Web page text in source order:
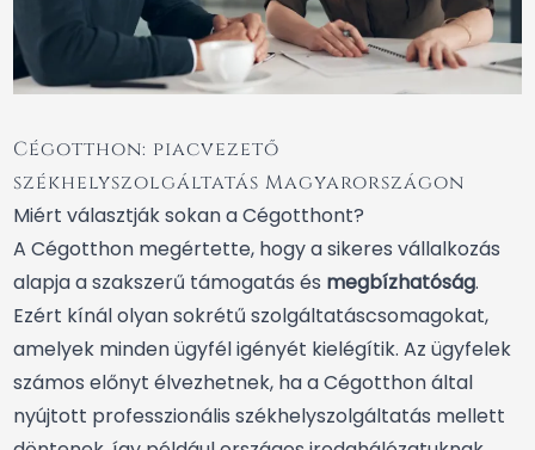
Cégotthon: piacvezető
székhelyszolgáltatás Magyarországon
Miért választják sokan a Cégotthont?
A Cégotthon megértette, hogy a sikeres vállalkozás
alapja a szakszerű támogatás és megbízhatóság.
Ezért kínál olyan sokrétű szolgáltatáscsomagokat,
amelyek minden ügyfél igényét kielégítik. Az ügyfelek
számos előnyt élvezhetnek, ha a Cégotthon által
nyújtott professzionális székhelyszolgáltatás mellett